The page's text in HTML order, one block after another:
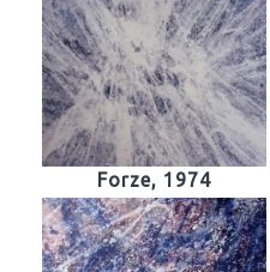
Forze, 1974